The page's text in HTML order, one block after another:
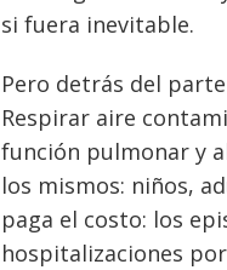
si fuera inevitable.
Pero detrás del
Respirar aire
función pulmonar y
los mismos: niños,
paga el costo: los
hospitalizaciones